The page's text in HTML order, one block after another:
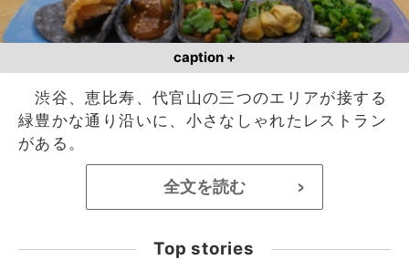
caption +
渋谷、恵比寿、代官山の三つのエリアが接する
緑豊かな通り沿いに、小さなしゃれたレストラン
がある。
全文を読む >
Top stories